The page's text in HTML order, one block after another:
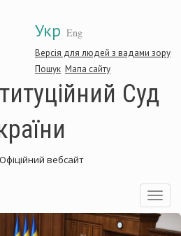
Укр Eng
Версія для людей з вадами зору
Пошук Мапа сайту
Суд
Офіційний вебсайт
Toggle